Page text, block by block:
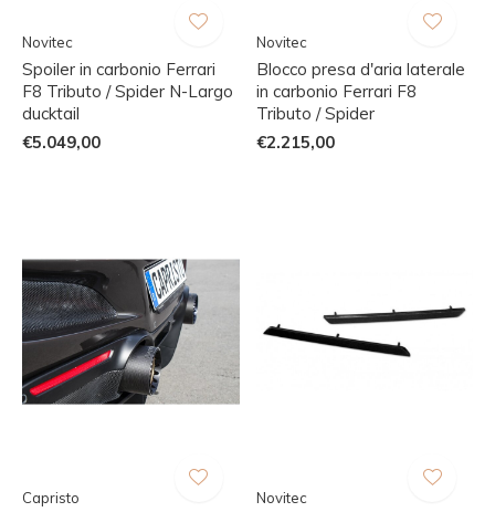
Novitec
Spoiler in carbonio Ferrari
F8 Tributo / Spider N-Largo
ducktail
€5.049,00
Novitec
Blocco presa d'aria laterale
in carbonio Ferrari F8
Tributo / Spider
€2.215,00
Capristo Novitec